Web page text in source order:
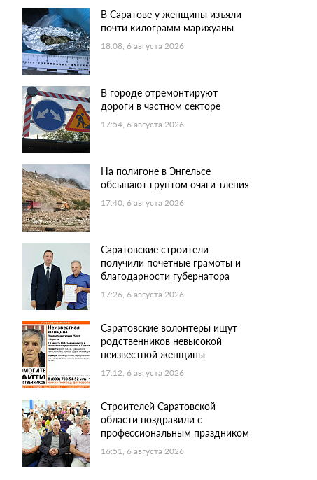
В Саратове у женщины изъяли
почти килограмм марихуаны
18:08, 6 августа 2026
В городе отремонтируют
дороги в частном секторе
17:54, 6 августа 2026
На полигоне в Энгельсе
обсыпают грунтом очаги тления
17:40, 6 августа 2026
Саратовские строители
получили почетные грамоты и
благодарности губернатора
17:26, 6 августа 2026
Саратовские волонтеры ищут
родственников невысокой
неизвестной женщины
17:12, 6 августа 2026
Строителей Саратовской
области поздравили с
профессиональным праздником
16:51, 6 августа 2026